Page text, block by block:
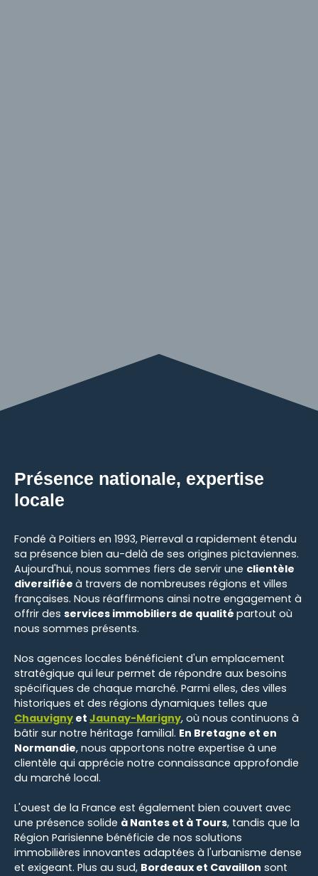
Présence nationale, expertise
locale
Fondé à Poitiers en 1993, Pierreval a rapidement étendu
sa présence bien au-delà de ses origines pictaviennes.
Aujourd'hui, nous sommes fiers de servir une clientèle
diversifiée à travers de nombreuses régions et villes
françaises. Nous réaffirmons ainsi notre engagement à
offrir des services immobiliers de qualité partout où
nous sommes présents.
Nos agences locales bénéficient d'un emplacement
stratégique qui leur permet de répondre aux besoins
spécifiques de chaque marché. Parmi elles, des villes
historiques et des régions dynamiques telles que
Chauvigny et Jaunay-Marigny, où nous continuons à
bâtir sur notre héritage familial. En Bretagne et en
Normandie, nous apportons notre expertise à une
clientèle qui apprécie notre connaissance approfondie
du marché local.
L'ouest de la France est également bien couvert avec
une présence solide à Nantes et à Tours, tandis que la
Région Parisienne bénéficie de nos solutions
immobilières innovantes adaptées à l'urbanisme dense
et exigeant. Plus au sud, Bordeaux et Cavaillon sont